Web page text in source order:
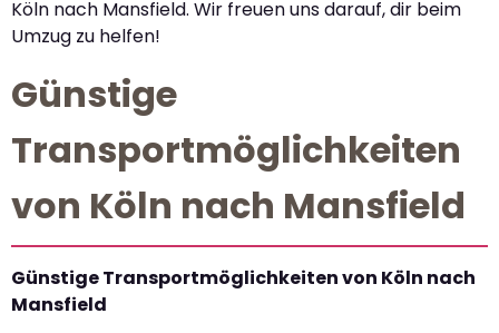
Köln nach Mansfield. Wir freuen uns darauf, dir beim
Umzug zu helfen!
Günstige
Transportmöglichkeiten
von Köln nach Mansfield
Günstige Transportmöglichkeiten von Köln nach
Mansfield